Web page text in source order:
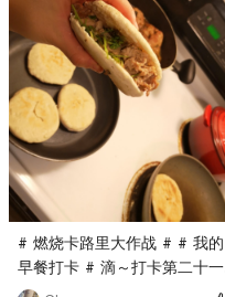
# 燃烧卡路里大作战 # # 我的
早餐打卡 # 滴～打卡第二十一
天肉夹馍get